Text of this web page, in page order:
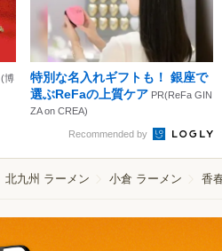
(博
特別な名入れギフトも！ 銀座で
選ぶReFaの上質ケア PR(ReFa GIN
ZA on CREA)
Recommended by
北九州 ラーメン 小倉 ラーメン 香